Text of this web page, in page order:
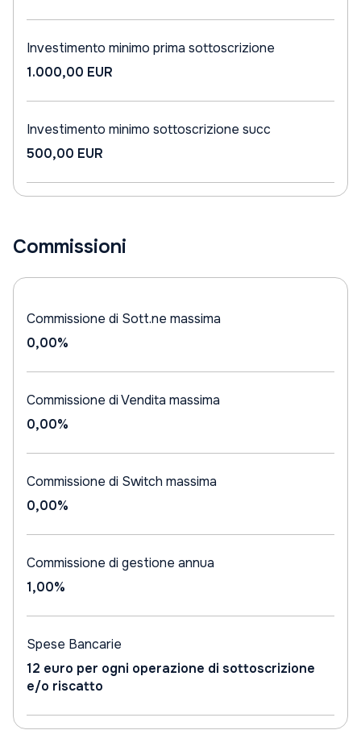
Investimento minimo prima sottoscrizione
1.000,00 EUR
Investimento minimo sottoscrizione succ
500,00 EUR
Commissioni
Commissione di Sott.ne massima
0,00%
Commissione di Vendita massima
0,00%
Commissione di Switch massima
0,00%
Commissione di gestione annua
1,00%
Spese Bancarie
12 euro per ogni operazione di sottoscrizione
e/o riscatto